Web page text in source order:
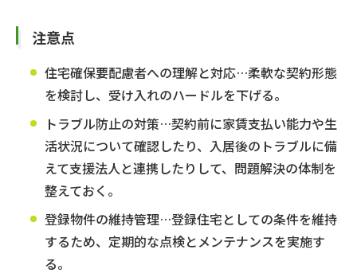
注意点
住宅確保要配慮者への理解と対応…柔軟な契約形態
を検討し、受け入れのハードルを下げる。
トラブル防止の対策…契約前に家賃支払い能力や生
活状況について確認したり、入居後のトラブルに備
えて支援法人と連携したりして、問題解決の体制を
整えておく。
登録物件の維持管理…登録住宅としての条件を維持
するため、定期的な点検とメンテナンスを実施す
る。